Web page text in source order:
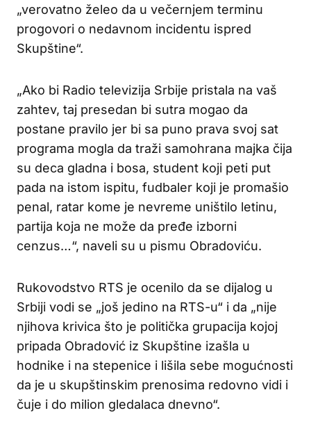
„verovatno želeo da u večernjem terminu
progovori o nedavnom incidentu ispred
Skupštine“.
„Ako bi Radio televizija Srbije pristala na vaš
zahtev, taj presedan bi sutra mogao da
postane pravilo jer bi sa puno prava svoj sat
programa mogla da traži samohrana majka čija
su deca gladna i bosa, student koji peti put
pada na istom ispitu, fudbaler koji je promašio
penal, ratar kome je nevreme uništilo letinu,
partija koja ne može da pređe izborni
cenzus…“, naveli su u pismu Obradoviću.
Rukovodstvo RTS je ocenilo da se dijalog u
Srbiji vodi se „još jedino na RTS-u“ i da „nije
njihova krivica što je politička grupacija kojoj
pripada Obradović iz Skupštine izašla u
hodnike i na stepenice i lišila sebe mogućnosti
da je u skupštinskim prenosima redovno vidi i
čuje i do milion gledalaca dnevno“.